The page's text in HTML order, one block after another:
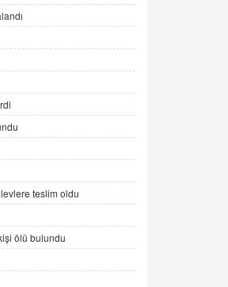
da Ziyaret Etse...
Yüzüne Vurulan
Ne? "Beraber
Peşinden
teslim oldu
ölü bulundu